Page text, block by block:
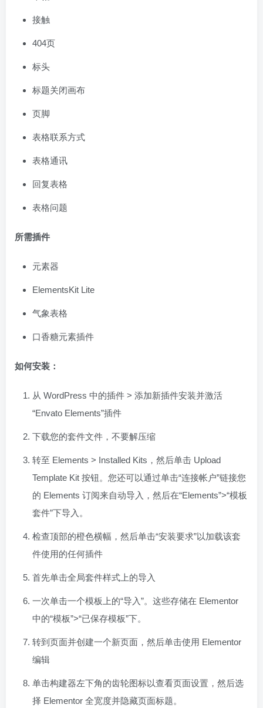
接触
404页
标头
标题关闭画布
页脚
表格联系方式
表格通讯
回复表格
表格问题
所需插件
元素器
ElementsKit Lite
气象表格
口香糖元素插件
如何安装：
从 WordPress 中的插件 > 添加新插件安装并激活
“Envato Elements”插件
下载您的套件文件，不要解压缩
转至 Elements > Installed Kits，然后单击 Upload
Template Kit 按钮。您还可以通过单击“连接帐户”链接您
的 Elements 订阅来自动导入，然后在“Elements”>“模板
套件”下导入。
检查顶部的橙色横幅，然后单击“安装要求”以加载该套
件使用的任何插件
首先单击全局套件样式上的导入
一次单击一个模板上的“导入”。这些存储在 Elementor
中的“模板”>“已保存模板”下。
转到页面并创建一个新页面，然后单击使用 Elementor
编辑
单击构建器左下角的齿轮图标以查看页面设置，然后选
择 Elementor 全宽度并隐藏页面标题。